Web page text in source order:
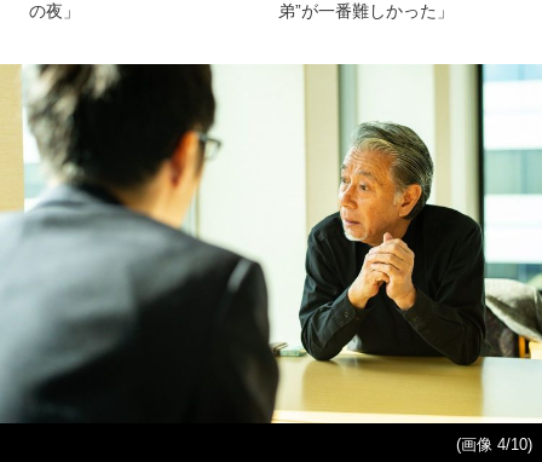
の夜」
弟”が一番難しかった」
(画像 4/10)